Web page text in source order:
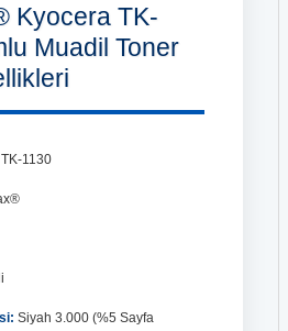
Kyocera TK-
Muadil Toner
1130
Siyah 3.000 (%5 Sayfa